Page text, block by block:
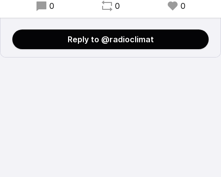
0
0 0
Reply to @radioclimat